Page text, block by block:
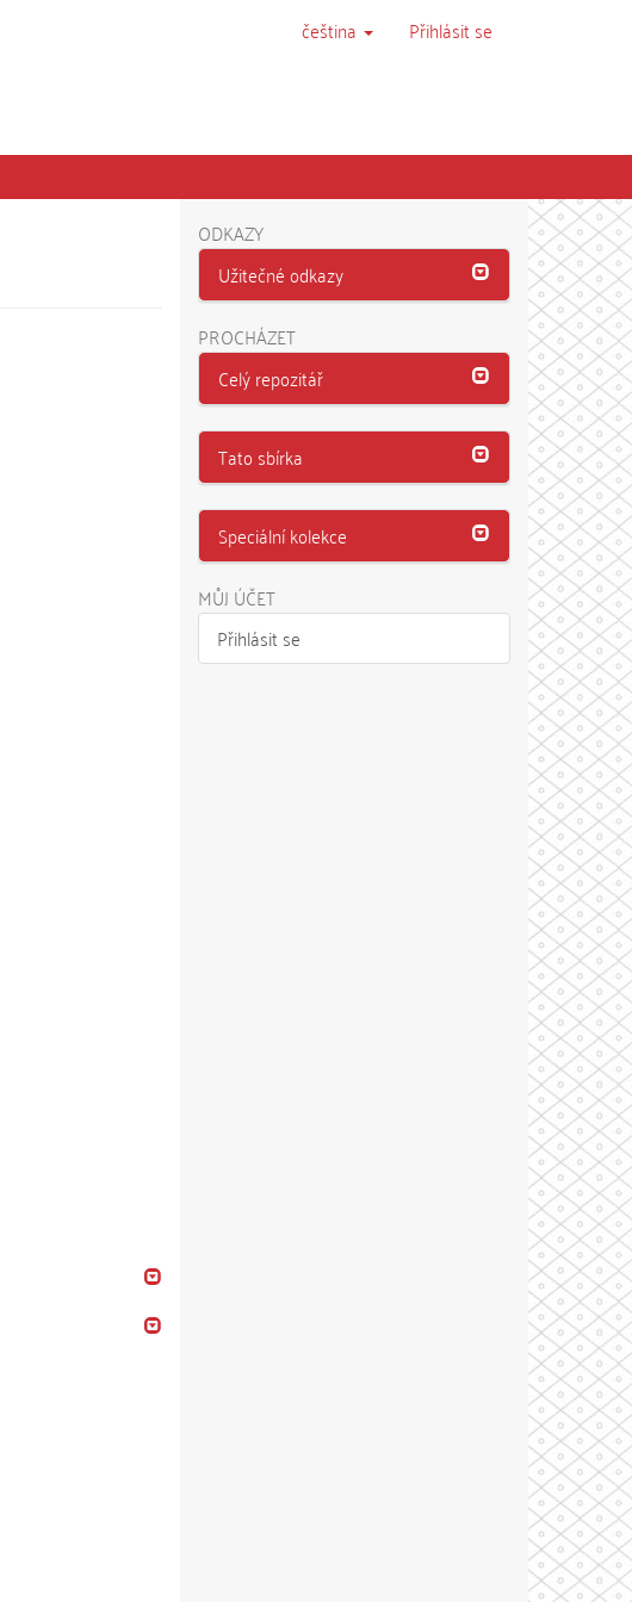
čeština Přihlásit se
ODKAZY
Užitečné odkazy
PROCHÁZET
Celý repozitář
Tato sbírka
Speciální kolekce
MŮJ ÚČET
Přihlásit se